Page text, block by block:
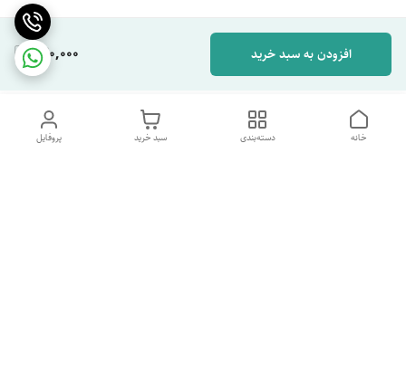
420,000 افزودن به سبد خرید
پروفایل سبد خرید دسته‌بندی خانه